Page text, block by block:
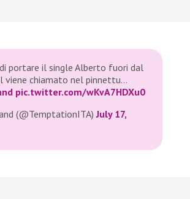
di portare il single Alberto fuori dal
viene chiamato nel pinnettu…
pic.twitter.com/wKvA7HDXu0
(@TemptationITA)July 17,